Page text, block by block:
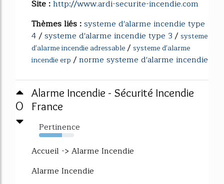
Site :http://www.ardi-securite-incendie.com
Thèmes liés :systeme d'alarme incendie type
4/systeme d'alarme incendie type 3/ systeme
d'alarme incendie adressable/ systeme d'alarme
incendie erp /norme systeme d'alarme incendie
0
Alarme Incendie - Sécurité Incendie
France
Pertinence
66%
Accueil -> Alarme Incendie
Alarme Incendie